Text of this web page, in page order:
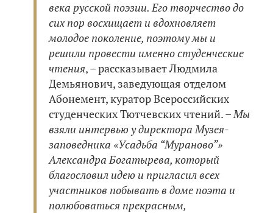
века русской поэзии. Его творчество до
сих пор восхищает и вдохновляет
молодое поколение, поэтому мы и
решили провести именно студенческие
чтения, – рассказывает Людмила
Демьянович, заведующая отделом
Абонемент, куратор Всероссийских
студенческих Тютчевских чтений. –Мы
взяли интервью у директора Музея-
заповедника «Усадьба “Мураново”»
Александра Богатырева, который
благословил идею и пригласил всех
участников побывать в доме поэта и
полюбоваться прекрасным,